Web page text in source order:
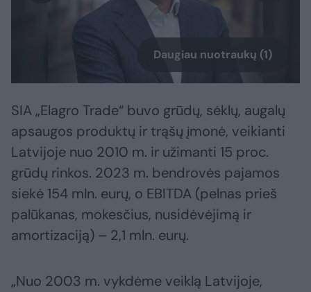
Daugiau nuotraukų (1)
SIA „Elagro Trade“ buvo grūdų, sėklų, augalų
apsaugos produktų ir trąšų įmonė, veikianti
Latvijoje nuo 2010 m. ir užimanti 15 proc.
grūdų rinkos. 2023 m. bendrovės pajamos
siekė 154 mln. eurų, o EBITDA (pelnas prieš
palūkanas, mokesčius, nusidėvėjimą ir
amortizaciją) – 2,1 mln. eurų.
„Nuo 2003 m. vykdėme veiklą Latvijoje,